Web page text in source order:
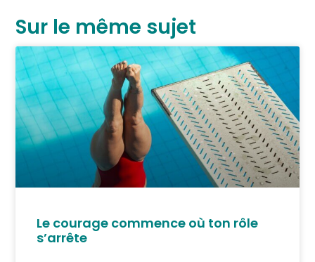
Sur le même sujet
Le courage commence où ton rôle
s’arrête